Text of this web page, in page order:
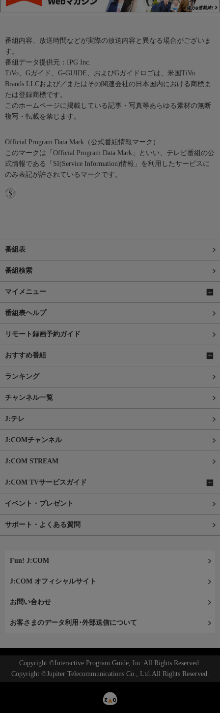
番組内容、放送時間などが実際の放送内容と異なる場合がございま
す。
番組データ提供元：IPG Inc.
TiVo、Gガイド、G-GUIDE、およびGガイドロゴは、米国TiVo
Brands LLCおよび／またはその関連会社の日本国内における商標ま
たは登録商標です。
このホームページに掲載している記事・写真等あらゆる素材の無断
複写・転載を禁じます。
Official Program Data Mark（公式番組情報マーク）
このマークは「Official Program Data Mark」といい、テレビ番組の公
式情報である「SI(Service Information)情報」を利用したサービスに
のみ表記が許されているマークです。
番組表
番組検索
マイメニュー
番組表ヘルプ
リモート録画予約ガイド
おすすめ番組
ランキング
チャンネル一覧
J:テレ
J:COMチャンネル
J:COM STREAM
J:COM TVサービスガイド
イベント・プレゼント
サポート・よくある質問
Fun! J:COM
J:COM オフィシャルサイト
お問い合わせ
お客さまのデータ利用･外部送信について
Copyright ©Interactive Program Guide, Inc.All Rights Reserved.
Copyright ©Jupiter Telecommunications Co., Ltd.All Rights Reserved.